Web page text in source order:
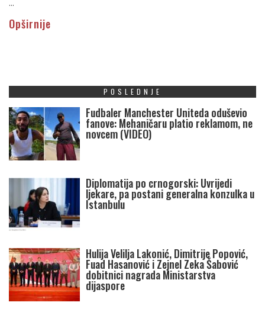
...
Opširnije
POSLEDNJE
Fudbaler Manchester Uniteda oduševio
fanove: Mehaničaru platio reklamom, ne
novcem (VIDEO)
Diplomatija po crnogorski: Uvrijedi
ljekare, pa postani generalna konzulka u
Istanbulu
Hulija Velilja Lakonić, Dimitrije Popović,
Fuad Hasanović i Zejnel Zeka Šabović
dobitnici nagrada Ministarstva
dijaspore